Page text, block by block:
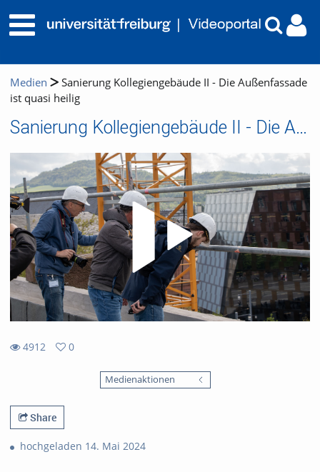
Medien
Sanierung Kollegiengebäude II - Die Außenfassade
ist quasi heilig
Sanierung Kollegiengebäude II - Die Außenfassade ist quasi heilig
4912
0
Medienaktionen
Share
hochgeladen 14. Mai 2024